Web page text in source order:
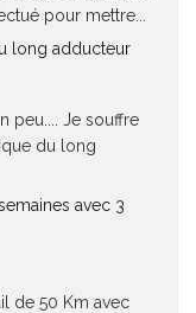
pour mettre...
long adducteur
peu.... Je souffre
du long
avec 3
de 50 Km avec